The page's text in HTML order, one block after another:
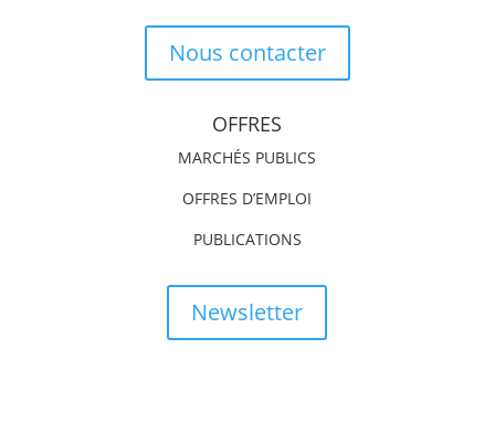
Nous contacter
OFFRES
MARCHÉS PUBLICS
OFFRES D’EMPLOI
PUBLICATIONS
Newsletter